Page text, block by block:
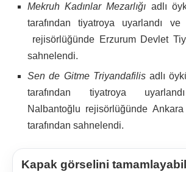
Mekruh Kadınlar Mezarlığı adlı
tarafından tiyatroya uyarlandı
rejisörlüğünde Erzurum Devlet
sahnelendi.
Sen de Gitme Triyandafilisadlı
tarafından tiyatroya
Nalbantoğlu rejisörlüğünde
tarafından sahnelendi.
Kapak görselini